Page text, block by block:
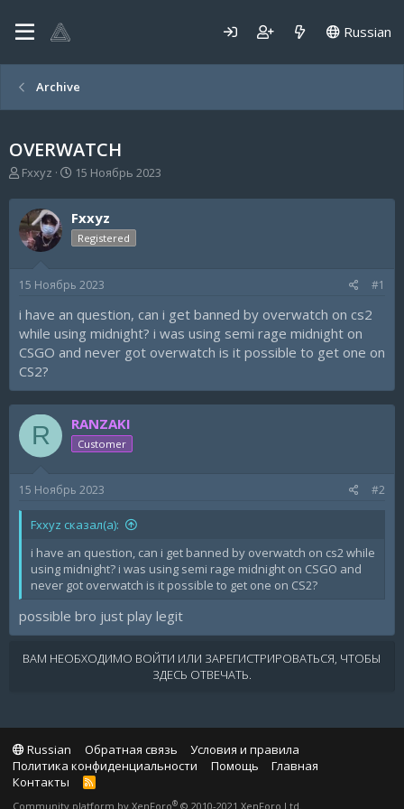
Russian
Archive
OVERWATCH
А
т
о
р
м
Fxxyz
Д
т
а
н
а
а
15 Ноябрь 2023
Fxxyz
Registered
15 Ноябрь 2023 #1
i have an question, can i get banned by overwatch on cs2
while using midnight? i was using semi rage midnight on
CSGO and never got overwatch is it possible to get one on
CS2?
R RANZAKI
Customer
15 Ноябрь 2023 #2
Fxxyz сказал(а):
i have an question, can i get banned by overwatch on cs2 while
using midnight? i was using semi rage midnight on CSGO and
never got overwatch is it possible to get one on CS2?
possible bro just play legit
ВАМ НЕОБХОДИМО ВОЙТИ ИЛИ ЗАРЕГИСТРИРОВАТЬСЯ, ЧТОБЫ
ЗДЕСЬ ОТВЕЧАТЬ.
Russian Обратная связь
Условия и правила
Политика конфиденциальности
Помощь
Главная
Контакты
R
S
Community platform by XenForo® © 2010-2021 XenForo Ltd.